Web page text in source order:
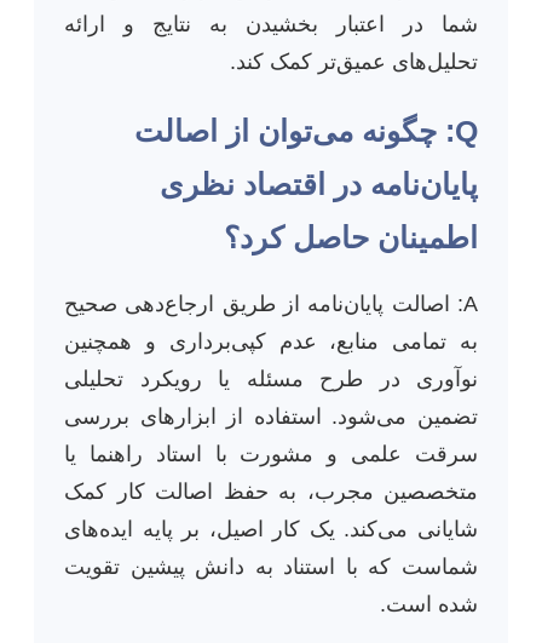
شما در اعتبار بخشیدن به نتایج و ارائه
تحلیل‌های عمیق‌تر کمک کند.
Q: چگونه می‌توان از اصالت
پایان‌نامه در اقتصاد نظری
اطمینان حاصل کرد؟
A: اصالت پایان‌نامه از طریق ارجاع‌دهی صحیح
به تمامی منابع، عدم کپی‌برداری و همچنین
نوآوری در طرح مسئله یا رویکرد تحلیلی
تضمین می‌شود. استفاده از ابزارهای بررسی
سرقت علمی و مشورت با استاد راهنما یا
متخصصین مجرب، به حفظ اصالت کار کمک
شایانی می‌کند. یک کار اصیل، بر پایه ایده‌های
شماست که با استناد به دانش پیشین تقویت
شده است.